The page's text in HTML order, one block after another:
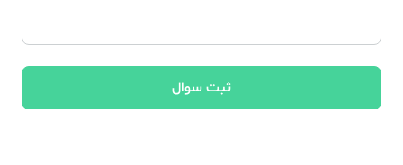
ثبت سوال